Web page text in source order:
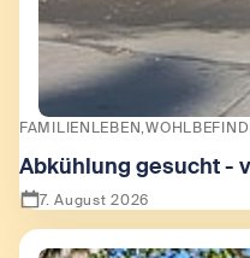
FAMILIENLEBEN
Abkühlung gesucht -
7. August 2026
Zeige Abkühlung